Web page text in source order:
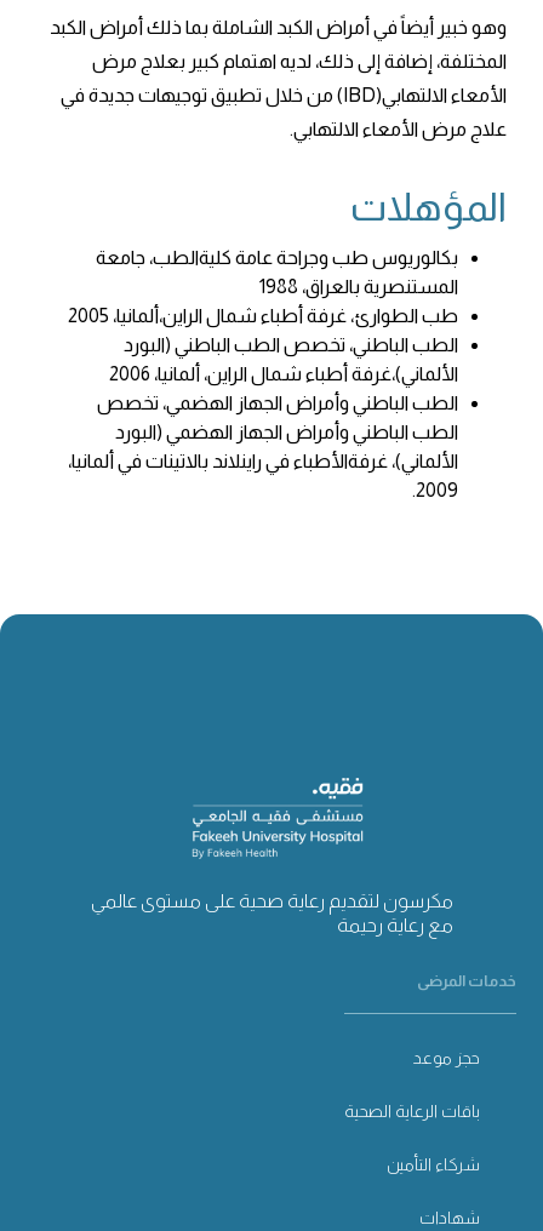
وهو خبير أيضاً في أمراض الكبد الشاملة بما ذلك أمراض الكبد
المختلفة، إضافة إلى ذلك، لديه اهتمام كبير بعلاج مرض
الأمعاء الالتهابي(IBD) من خلال تطبيق توجيهات جديدة في
علاج مرض الأمعاء الالتهابي.
المؤهلات
بكالوريوس طب وجراحة عامة كليةالطب، جامعة
المستنصرية بالعراق، 1988
طب الطوارئ، غرفة أطباء شمال الراين،ألمانيا، 2005
الطب الباطني، تخصص الطب الباطني (البورد
الألماني)،غرفة أطباء شمال الراين، ألمانيا، 2006
الطب الباطني وأمراض الجهاز الهضمي، تخصص
الطب الباطني وأمراض الجهاز الهضمي (البورد
الألماني)، غرفةالأطباء في راينلاند بالاتينات في ألمانيا،
2009.
مكرسون لتقديم رعاية صحية على مستوى عالمي
مع رعاية رحيمة
خدمات المرضى
حجز موعد
باقات الرعاية الصحية
شركاء التأمين
شهادات